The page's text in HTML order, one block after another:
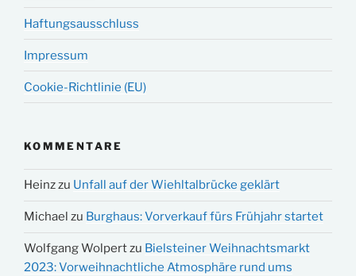
Haftungsausschluss
Impressum
Cookie-Richtlinie (EU)
KOMMENTARE
Heinzzu Unfall auf der Wiehltalbrücke geklärt
Michael zu Burghaus: Vorverkauf fürs Frühjahr startet
Wolfgang Wolpertzu Bielsteiner Weihnachtsmarkt
2023: Vorweihnachtliche Atmosphäre rund ums